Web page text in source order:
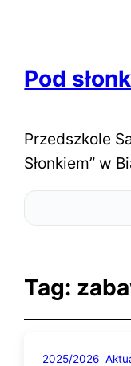
Pod
Przedszkole
Słonkiem” w
Tag:
2025/2026